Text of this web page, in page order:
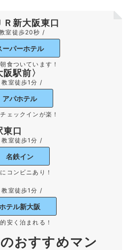
新大阪東口
室徒歩20秒 /
ーパーホテル
食ついています！
駅前〉
室徒歩1分 /
アパホテル
ェックインが楽！
口
室徒歩1分 /
名鉄イン
コンビニあり！
室徒歩1分 /
テル新大阪
安く泊まれる！
おすすめマン